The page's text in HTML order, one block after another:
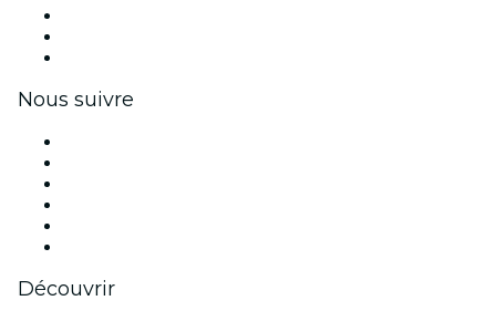
Nous suivre
Découvrir